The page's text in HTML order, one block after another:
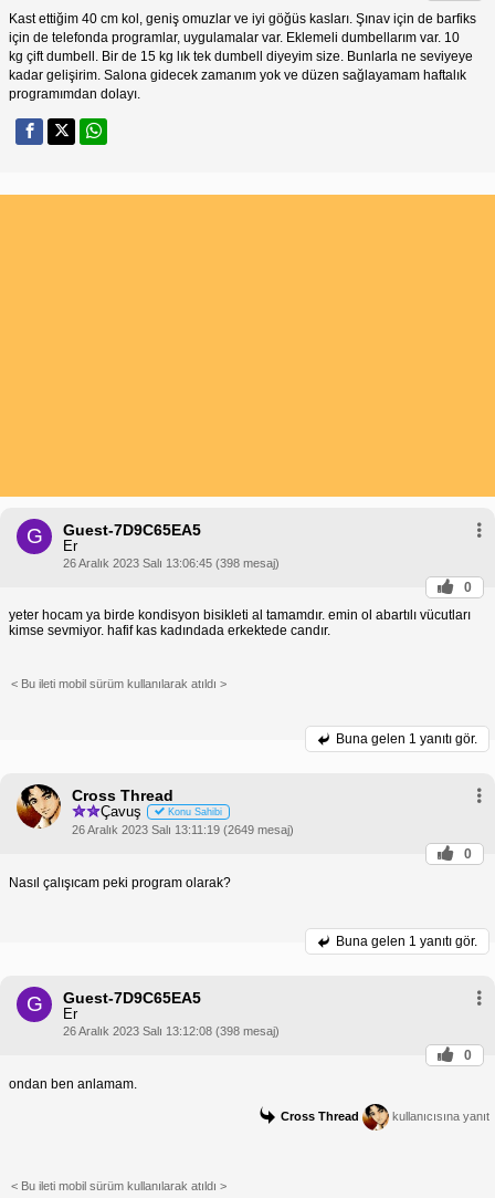
Kast ettiğim 40 cm kol, geniş omuzlar ve iyi göğüs kasları. Şınav için de barfiks
için de telefonda programlar, uygulamalar var. Eklemeli dumbellarım var. 10
kg çift dumbell. Bir de 15 kg lık tek dumbell diyeyim size. Bunlarla ne seviyeye
kadar gelişirim. Salona gidecek zamanım yok ve düzen sağlayamam haftalık
programımdan dolayı.
G Guest-7D9C65EA5
Er
26 Aralık 2023 Salı 13:06:45 (398 mesaj)
0
yeter hocam ya birde kondisyon bisikleti al tamamdır. emin ol abartılı vücutları
kimse sevmiyor. hafif kas kadındada erkektede candır.
< Bu ileti mobil sürüm kullanılarak atıldı >
Buna gelen 1 yanıtı gör.
Cross Thread
Çavuş Konu Sahibi
26 Aralık 2023 Salı 13:11:19 (2649 mesaj)
0
Nasıl çalışıcam peki program olarak?
Buna gelen 1 yanıtı gör.
G Guest-7D9C65EA5
Er
26 Aralık 2023 Salı 13:12:08 (398 mesaj)
0
ondan ben anlamam.
Cross Thread kullanıcısına yanıt
< Bu ileti mobil sürüm kullanılarak atıldı >